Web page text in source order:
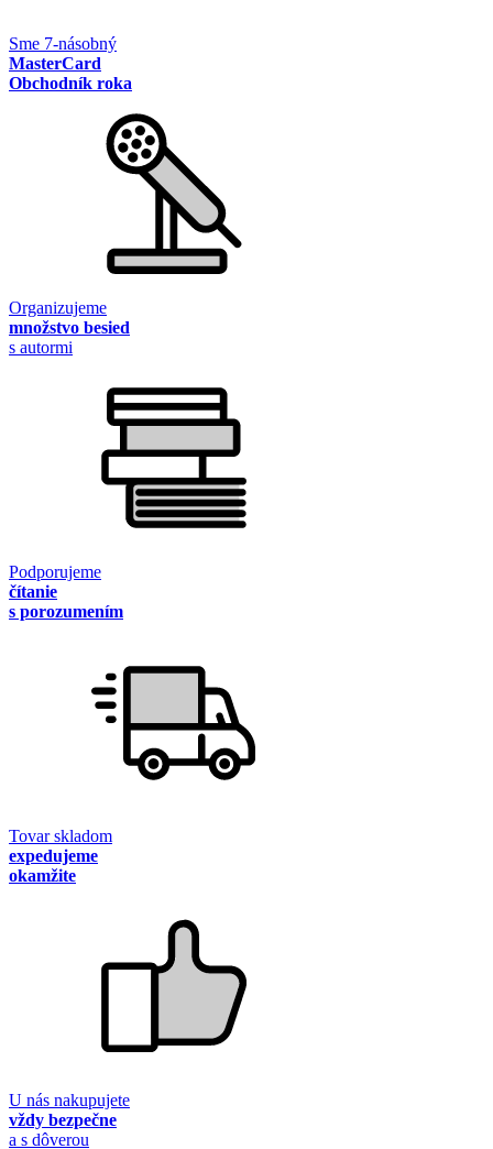
Sme 7-násobný
MasterCard
Obchodník roka
Organizujeme
množstvo besied
s autormi
Podporujeme
čítanie
s porozumením
Tovar skladom
expedujeme
okamžite
U nás nakupujete
vždy bezpečne
a s dôverou